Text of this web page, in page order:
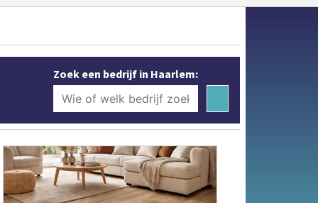
Zoek een bedrijf in Haarlem: